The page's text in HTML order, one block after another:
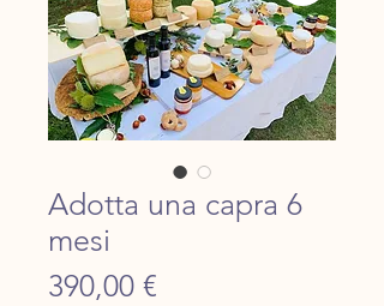
Adotta una capra 6
mesi
390,00 €